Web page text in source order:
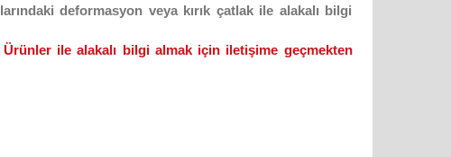
deformasyon veya kırık çatlak ile alakalı bilgi
ile alakalı bilgi almak için iletişime geçmekten